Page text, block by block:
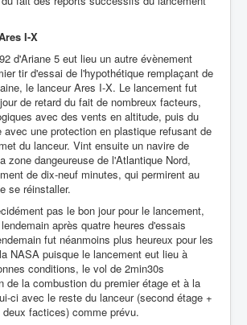
I-X
d'Ariane 5 eut lieu un autre évènement
tir d'essai de l'hypothétique remplaçant de
le lanceur Ares I-X. Le lancement fut
de retard du fait de nombreux facteurs,
avec des vents en altitude, puis du
avec une protection en plastique refusant de
du lanceur. Vint ensuite un navire de
zone dangeureuse de l'Atlantique Nord,
de dix-neuf minutes, qui permirent au
se réinstaller.
pas le bon jour pour le lancement,
après quatre heures d'essais
fut néanmoins plus heureux pour les
NASA puisque le lancement eut lieu à
conditions, le vol de 2min30s
de la combustion du premier étage et à la
ci avec le reste du lanceur (second étage +
factices) comme prévu.